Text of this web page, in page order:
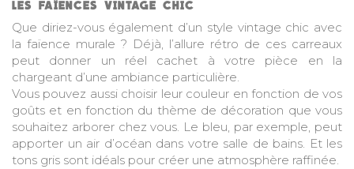
LES FAÏENCES VINTAGE CHIC
Que diriez-vous également d’un style vintage chic avec
la faïence murale ? Déjà, l’allure rétro de ces carreaux
peut donner un réel cachet à votre pièce en la
chargeant d’une ambiance particulière.
Vous pouvez aussi choisir leur couleur en fonction de vos
goûts et en fonction du thème de décoration que vous
souhaitez arborer chez vous. Le bleu, par exemple, peut
apporter un air d’océan dans votre salle de bains. Et les
tons gris sont idéals pour créer une atmosphère raffinée.